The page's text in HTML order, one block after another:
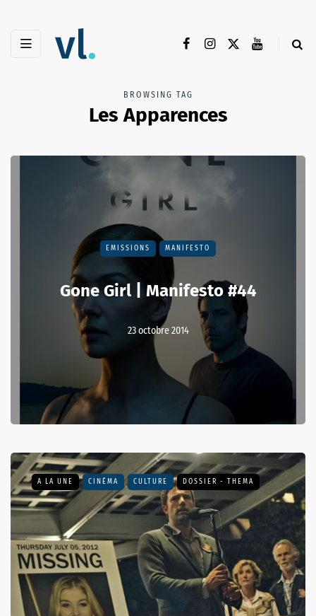
BROWSING TAG
Les Apparences
EMISSIONS MANIFESTO
Gone Girl | Manifesto #44
23 octobre 2014
A LA UNE CINÉMA CULTURE DOSSIER - THEMA